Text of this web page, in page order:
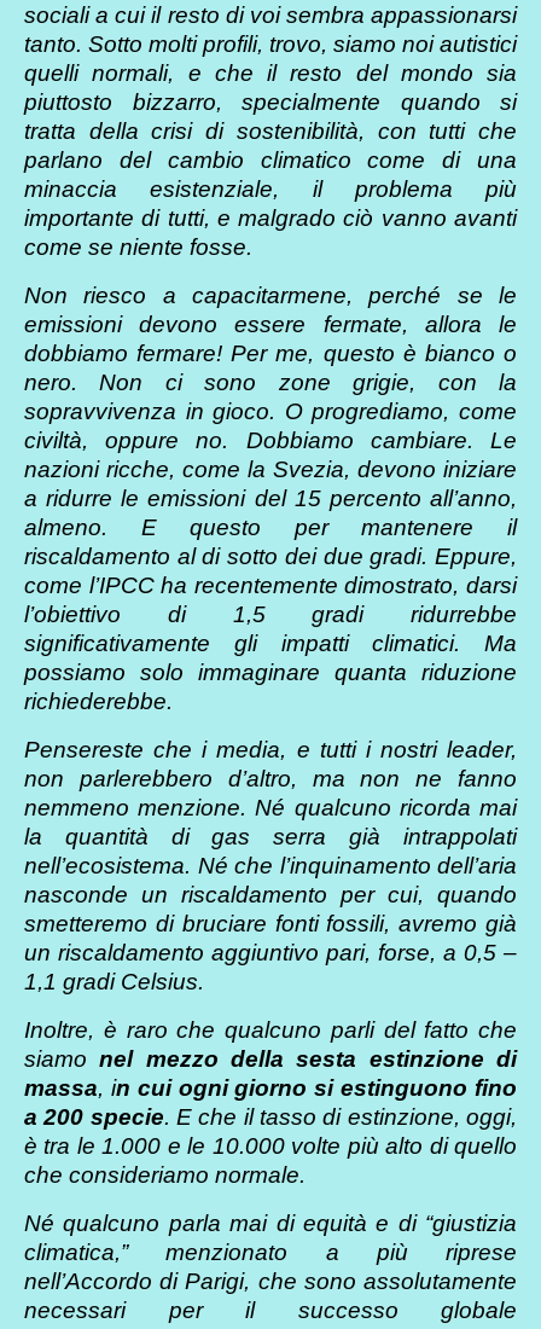
sociali a cui il resto di voi sembra appassionarsi
tanto. Sotto molti profili, trovo, siamo noi autistici
quelli normali, e che il resto del mondo sia
piuttosto bizzarro, specialmente quando si
tratta della crisi di sostenibilità, con tutti che
parlano del cambio climatico come di una
minaccia esistenziale, il problema più
importante di tutti, e malgrado ciò vanno avanti
come se niente fosse.
Non riesco a capacitarmene, perché se le
emissioni devono essere fermate, allora le
dobbiamo fermare! Per me, questo è bianco o
nero. Non ci sono zone grigie, con la
sopravvivenza in gioco. O progrediamo, come
civiltà, oppure no. Dobbiamo cambiare. Le
nazioni ricche, come la Svezia, devono iniziare
a ridurre le emissioni del 15 percento all’anno,
almeno. E questo per mantenere il
riscaldamento al di sotto dei due gradi. Eppure,
come l’IPCC ha recentemente dimostrato, darsi
l’obiettivo di 1,5 gradi ridurrebbe
significativamente gli impatti climatici. Ma
possiamo solo immaginare quanta riduzione
richiederebbe.
Pensereste che i media, e tutti i nostri leader,
non parlerebbero d’altro, ma non ne fanno
nemmeno menzione. Né qualcuno ricorda mai
la quantità di gas serra già intrappolati
nell’ecosistema. Né che l’inquinamento dell’aria
nasconde un riscaldamento per cui, quando
smetteremo di bruciare fonti fossili, avremo già
un riscaldamento aggiuntivo pari, forse, a 0,5 –
1,1 gradi Celsius.
Inoltre, è raro che qualcuno parli del fatto che
siamonel mezzo della sesta estinzione di
massa, in cui ogni giorno si estinguono fino
a 200 specie. E che il tasso di estinzione, oggi,
è tra le 1.000 e le 10.000 volte più alto di quello
che consideriamo normale.
Né qualcuno parla mai di equità e di “giustizia
climatica,” menzionato a più riprese
nell’Accordo di Parigi, che sono assolutamente
necessari per il successo globale